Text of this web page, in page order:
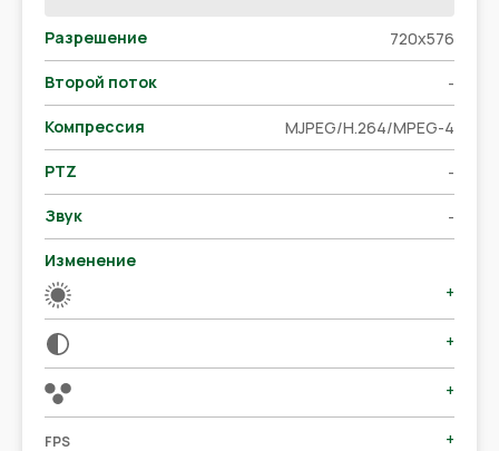
Разрешение 720x576
Второй поток -
Компрессия MJPEG/H.264/MPEG-4
PTZ -
Звук -
Изменение
+
+
+
FPS +